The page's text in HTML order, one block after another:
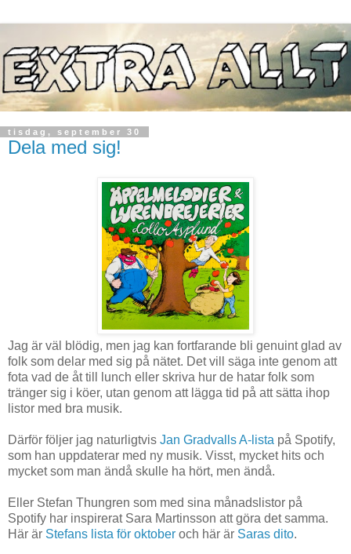
tisdag, september 30
Dela med sig!
Jag är väl blödig, men jag kan fortfarande bli genuint glad av
folk som delar med sig på nätet. Det vill säga inte genom att
fota vad de åt till lunch eller skriva hur de hatar folk som
tränger sig i köer, utan genom att lägga tid på att sätta ihop
listor med bra musik.
Därför följer jag naturligtvis Jan Gradvalls A-lista på Spotify,
som han uppdaterar med ny musik. Visst, mycket hits och
mycket som man ändå skulle ha hört, men ändå.
Eller Stefan Thungren som med sina månadslistor på
Spotify har inspirerat Sara Martinsson att göra det samma.
Här är Stefans lista för oktober och här är Saras dito.